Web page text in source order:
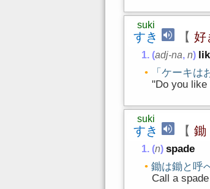
すき
suki
【 好
(adj-na, n)
「ケーキは
"Do you like
すき
suki
【 鋤
(n) spade
鋤は鋤と呼
Call a